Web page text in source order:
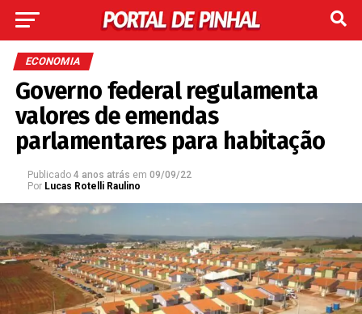
ECONOMIA
Governo federal regulamenta
valores de emendas
parlamentares para habitação
Publicado 4 anos atrás em 09/09/22
Por Lucas Rotelli Raulino